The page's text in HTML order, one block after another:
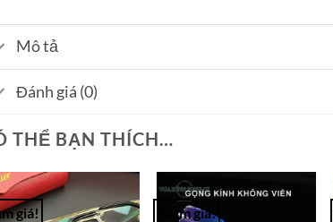
Mô tả
Đánh giá (0)
THỂ BẠN THÍCH…
giá! Giảm giá!